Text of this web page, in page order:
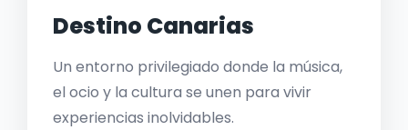
Destino Canarias
Un entorno privilegiado donde la música,
el ocio y la cultura se unen para vivir
experiencias inolvidables.